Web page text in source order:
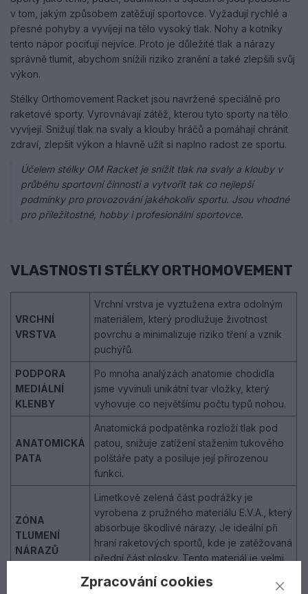
v tom, jakým způsobem zatěžují sportovce. Vyžadují rychlé a
přesné pohyby a vyvíjejí na tělo vysoký tlak. Nohy a kotníky
tento nápor pociťují nejvíce. Proto je důležité tlak a nárazy
správně tlumit, abychom snížili riziko zranění a také zlepšili svůj
výkon.
Stélky Orthomovement Racket jsou navržené speciálně pro
raketové sporty. Vyrovnávají zátěž, kterou tyto sporty na tělo
vyvíjejí. Snižují tlak na svaly a klouby hráčů a pomáhají chránit
zdraví, zlepšit výkon a hlavně užít si naplno radost ze sportu.
Účelem stélky OM Racket je snížit tlak na svaly a klouby v
průběhu sportovní činnosti a vytvořit tak co nejlepší
podmínky pro provozování jakéhokoliv sportu. Jsou vhodné
pro příležitostné, hobby i profesionální sportovce.
VLASTNOSTI STÉLKY ORTHOMOVEMENT
VRCHNÍ
VRSTVA
Vrchní vrstva je vyztužena extra odolným
materiálem, který prodlužuje životnost
povrchu a minimalizuje riziko tření a vznik
puchýřů.
PODPORA
MEDIÁLNÍ
KLENBY
Po mnoha analýzách anatomie chodidla
jsme vyvinuli unikátní tvar vložky, který
vyhovuje co největšímu počtu typů nohou.
ANATOMICKÁ
PATA
Anatomická podpatěnka rozloží tlak pod
patou, snižuje zatížení stažením tukového
polštáře paty a posiluje její přirozenou
funkci.
ZÓNA
TLUMENÍ
NÁRAZŮ
Limetkově zelená část podrážky je
vyrobena z pružného materiálu E.V.A., který
absorbuje škodlivé nárazy. Je ideální při
hraní raketových sportů, kde je zatěžovaná
přední část plosky. Tento materiál je velmi
Zpracování cookies